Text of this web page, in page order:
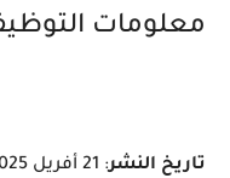
معلومات
تاريخ النشر: 21 أفريل 2025